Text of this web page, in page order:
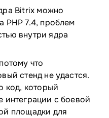
Bitrix можно
PHP 7.4, проблем
внутри ядра
что
стенд не удастся.
код, который
интеграции с боевой
площадки для